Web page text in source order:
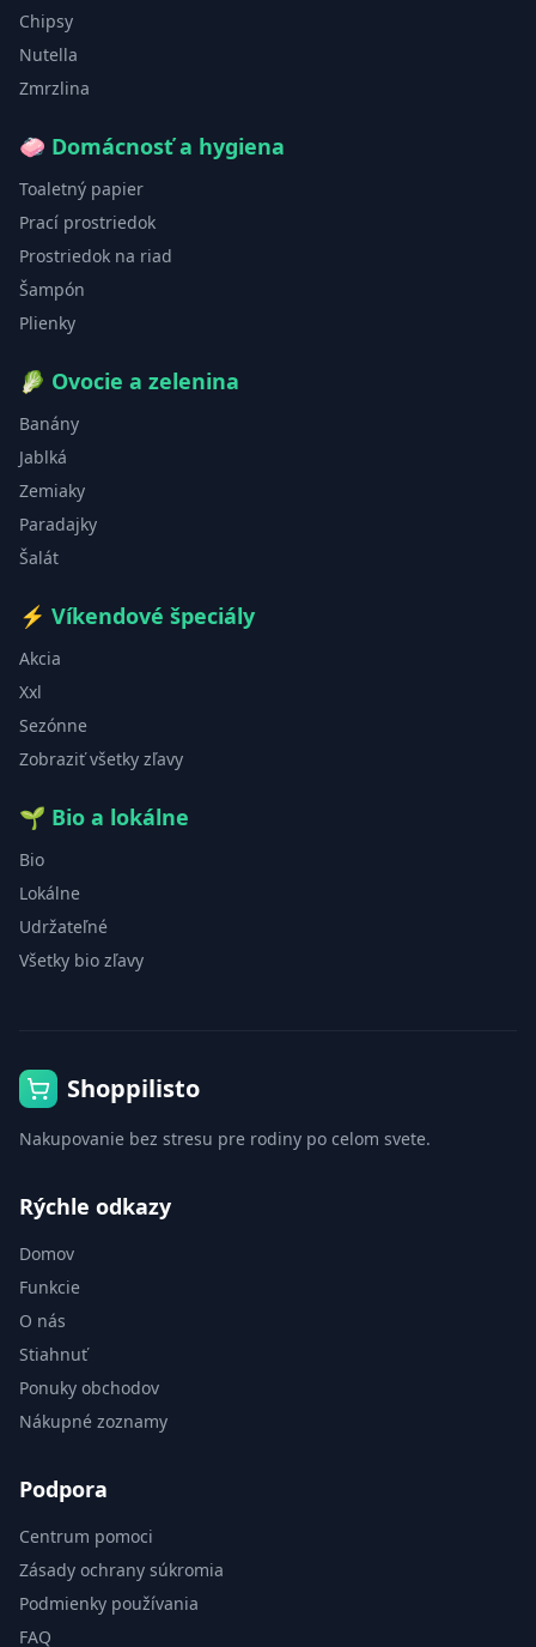
Chipsy
Nutella
Zmrzlina
🧼 Domácnosť a hygiena
Toaletný papier
Prací prostriedok
Prostriedok na riad
Šampón
Plienky
🥬 Ovocie a zelenina
Banány
Jablká
Zemiaky
Paradajky
Šalát
⚡ Víkendové špeciály
Akcia
Xxl
Sezónne
Zobraziť všetky zľavy
🌱 Bio a lokálne
Bio
Lokálne
Udržateľné
Všetky bio zľavy
Shoppilisto
Nakupovanie bez stresu pre rodiny po celom svete.
Rýchle odkazy
Domov
Funkcie
O nás
Stiahnuť
Ponuky obchodov
Nákupné zoznamy
Podpora
Centrum pomoci
Zásady ochrany súkromia
Podmienky používania
FAQ